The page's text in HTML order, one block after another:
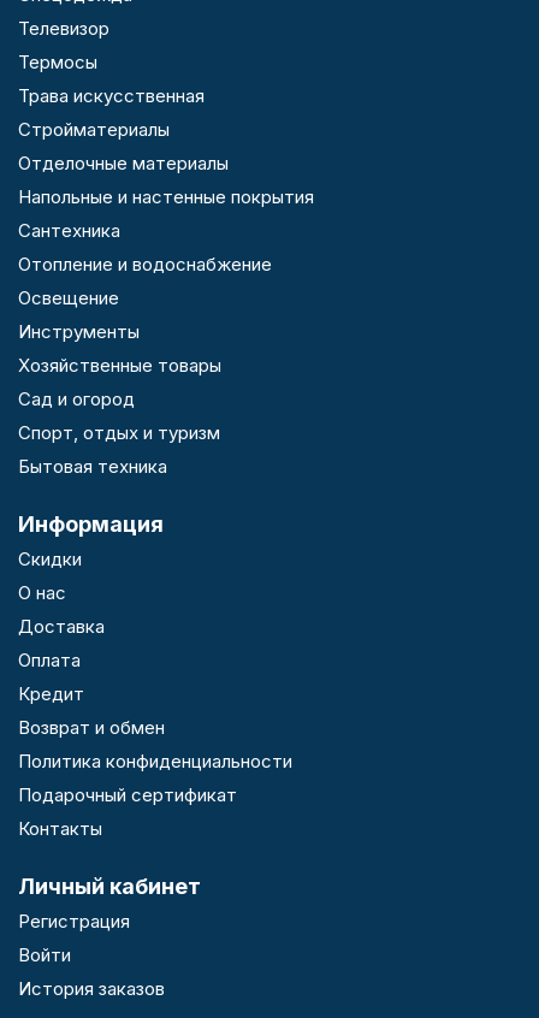
Телевизор
Термосы
Трава искусственная
Стройматериалы
Отделочные материалы
Напольные и настенные покрытия
Сантехника
Отопление и водоснабжение
Освещение
Инструменты
Хозяйственные товары
Сад и огород
Спорт, отдых и туризм
Бытовая техника
Информация
Скидки
О нас
Доставка
Оплата
Кредит
Возврат и обмен
Политика конфиденциальности
Подарочный сертификат
Контакты
Личный кабинет
Регистрация
Войти
История заказов